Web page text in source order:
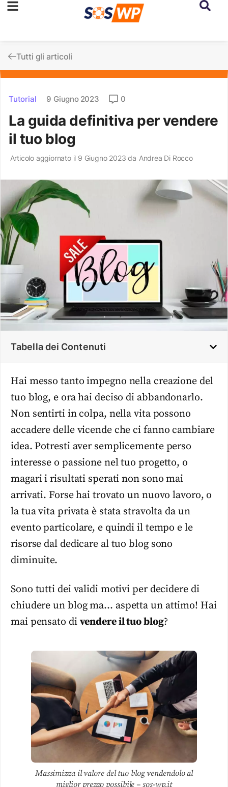
Tutti gli articoli
Tutorial 9 Giugno 2023 0
La guida definitiva per vendere
il tuo blog
Articolo aggiornato il 9 Giugno 2023 da Andrea Di Rocco
Tabella dei Contenuti
Hai messo tanto impegno nella creazione del
tuo blog, e ora hai deciso di abbandonarlo.
Non sentirti in colpa, nella vita possono
accadere delle vicende che ci fanno cambiare
idea. Potresti aver semplicemente perso
interesse o passione nel tuo progetto, o
magari i risultati sperati non sono mai
arrivati. Forse hai trovato un nuovo lavoro, o
la tua vita privata è stata stravolta da un
evento particolare, e quindi il tempo e le
risorse dal dedicare al tuo blog sono
diminuite.
Sono tutti dei validi motivi per decidere di
chiudere un blog ma… aspetta un attimo! Hai
mai pensato di vendere il tuo blog?
Massimizza il valore del tuo blog vendendolo al
miglior prezzo possibile – sos-wp.it